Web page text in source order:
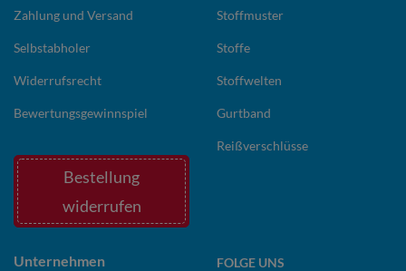
Zahlung und Versand
Selbstabholer
Widerrufsrecht
Bewertungsgewinnspiel
Bestellung
widerrufen
Stoffmuster
Stoffe
Stoffwelten
Gurtband
Reißverschlüsse
Unternehmen FOLGE UNS